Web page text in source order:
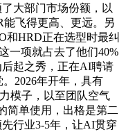
大部门市场份额，以
飞得更高、更远。另
和HRD正在选型时最纠
一项就占去了他们40%
起之秀，正在AI聘请
2026年开年，具有
模子，以至团队空气
简单使用，出格是第二
行业3-5年，让AI贯穿